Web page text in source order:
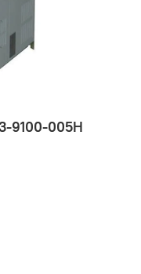
9100-005H